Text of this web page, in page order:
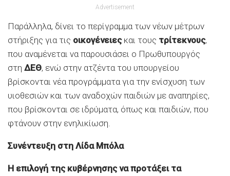
Advertisement
Παράλληλα, δίνει το περίγραμμα των νέων μέτρων
στήριξης για τις οικογένειες και τους τρίτεκνους,
που αναμένεται να παρουσιάσει ο Πρωθυπουργός
στη ΔΕΘ, ενώ στην ατζέντα του υπουργείου
βρίσκονται νέα προγράμματα για την ενίσχυση των
υιοθεσιών και των αναδοχών παιδιών με αναπηρίες,
που βρίσκονται σε ιδρύματα, όπως και παιδιών, που
φτάνουν στην ενηλικίωση.
Συνέντευξη στη Λίδα Μπόλα
Η επιλογή της κυβέρνησης να προτάξει τα